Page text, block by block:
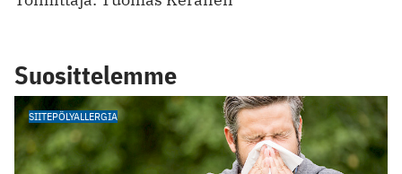
Suosittelemme
SIITEPÖLYALLERGIA